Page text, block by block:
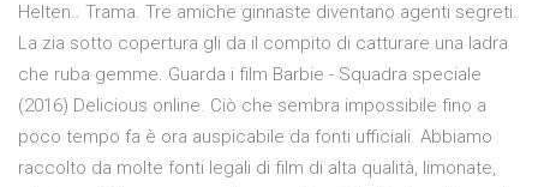
Helten.. Trama. Tre amiche ginnaste diventano agenti segreti.
La zia sotto copertura gli da il compito di catturare una ladra
che ruba gemme. Guarda i film Barbie - Squadra speciale
(2016) Delicious online. Ciò che sembra impossibile fino a
poco tempo fa è ora auspicabile da fonti ufficiali. Abbiamo
raccolto da molte fonti legali di film di alta qualità, limonate,